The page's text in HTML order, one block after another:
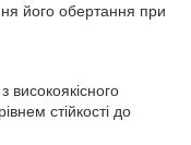
його обертання при
високоякісного
стійкості до